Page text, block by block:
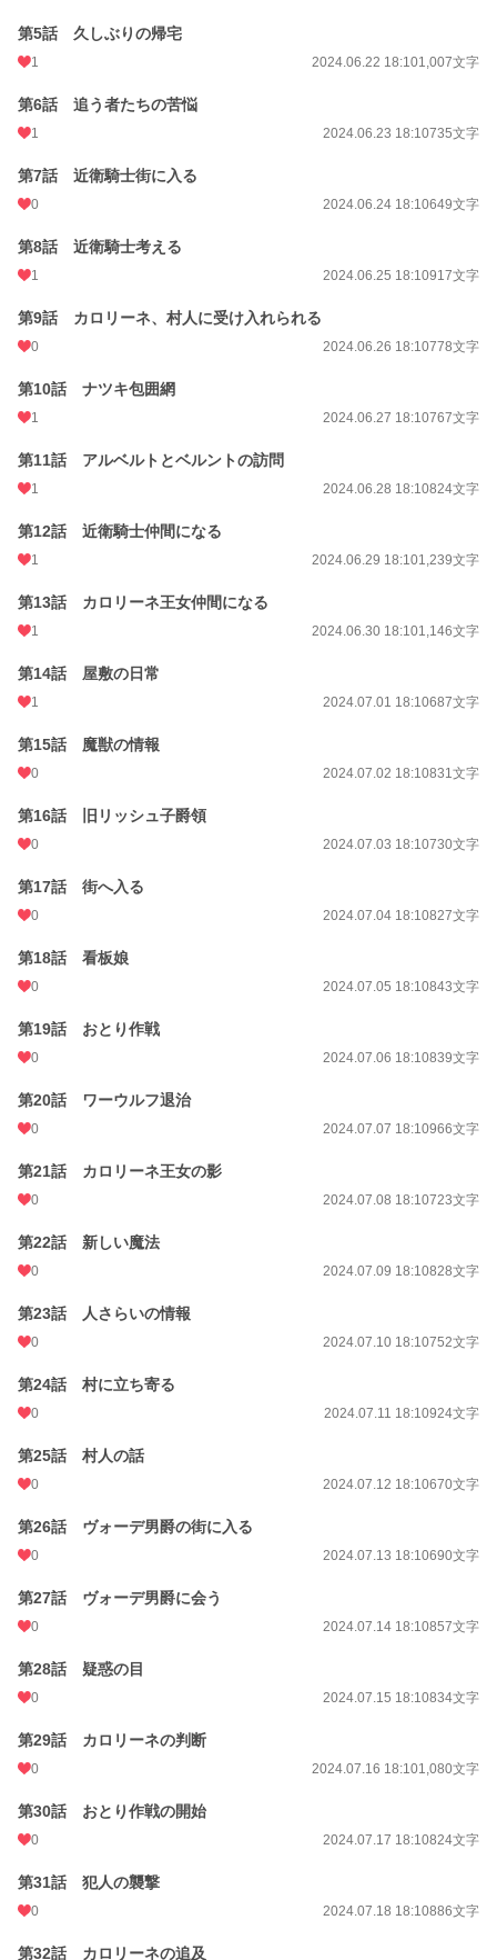
第5話 久しぶりの帰宅
1 2024.06.22 18:101,007文字
第6話 追う者たちの苦悩
1 2024.06.23 18:10735文字
第7話 近衛騎士街に入る
0 2024.06.24 18:10649文字
第8話 近衛騎士考える
1 2024.06.25 18:10917文字
第9話 カロリーネ、村人に受け入れられる
0 2024.06.26 18:10778文字
第10話 ナツキ包囲網
1 2024.06.27 18:10767文字
第11話 アルベルトとベルントの訪問
1 2024.06.28 18:10824文字
第12話 近衛騎士仲間になる
1 2024.06.29 18:101,239文字
第13話 カロリーネ王女仲間になる
1 2024.06.30 18:101,146文字
第14話 屋敷の日常
1 2024.07.01 18:10687文字
第15話 魔獣の情報
0 2024.07.02 18:10831文字
第16話 旧リッシュ子爵領
0 2024.07.03 18:10730文字
第17話 街へ入る
0 2024.07.04 18:10827文字
第18話 看板娘
0 2024.07.05 18:10843文字
第19話 おとり作戦
0 2024.07.06 18:10839文字
第20話 ワーウルフ退治
0 2024.07.07 18:10966文字
第21話 カロリーネ王女の影
0 2024.07.08 18:10723文字
第22話 新しい魔法
0 2024.07.09 18:10828文字
第23話 人さらいの情報
0 2024.07.10 18:10752文字
第24話 村に立ち寄る
0 2024.07.11 18:10924文字
第25話 村人の話
0 2024.07.12 18:10670文字
第26話 ヴォーデ男爵の街に入る
0 2024.07.13 18:10690文字
第27話 ヴォーデ男爵に会う
0 2024.07.14 18:10857文字
第28話 疑惑の目
0 2024.07.15 18:10834文字
第29話 カロリーネの判断
0 2024.07.16 18:101,080文字
第30話 おとり作戦の開始
0 2024.07.17 18:10824文字
第31話 犯人の襲撃
0 2024.07.18 18:10886文字
第32話 カロリーネの追及